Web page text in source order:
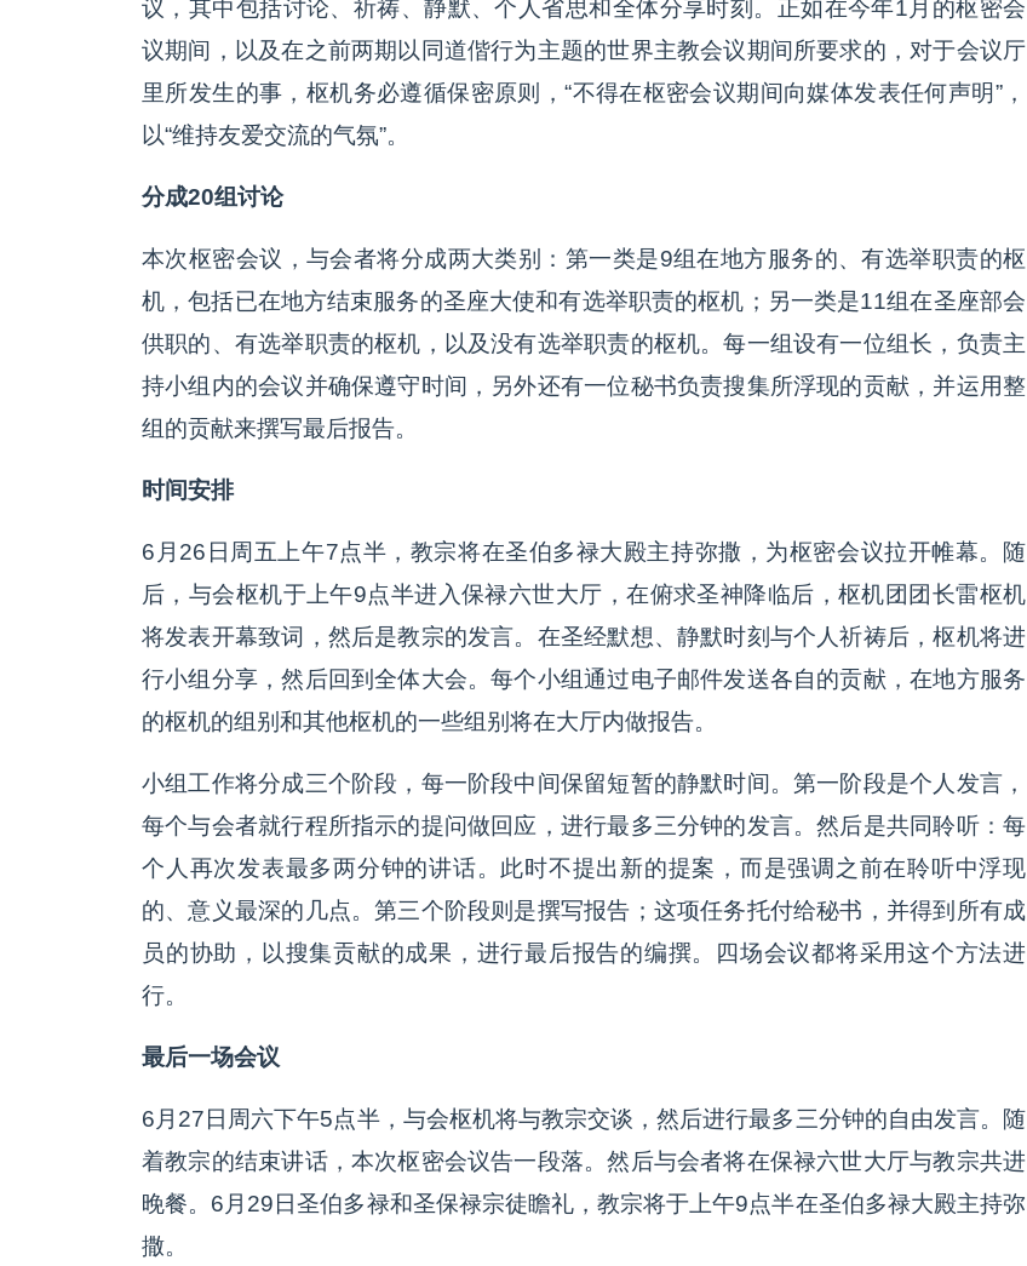
议，其中包括讨论、祈祷、静默、个人省思和全体分享时刻。正如在今年1月的枢密会
议期间，以及在之前两期以同道偕行为主题的世界主教会议期间所要求的，对于会议厅
里所发生的事，枢机务必遵循保密原则，“不得在枢密会议期间向媒体发表任何声明”，
以“维持友爱交流的气氛”。
分成20组讨论
本次枢密会议，与会者将分成两大类别：第一类是9组在地方服务的、有选举职责的枢
机，包括已在地方结束服务的圣座大使和有选举职责的枢机；另一类是11组在圣座部会
供职的、有选举职责的枢机，以及没有选举职责的枢机。每一组设有一位组长，负责主
持小组内的会议并确保遵守时间，另外还有一位秘书负责搜集所浮现的贡献，并运用整
组的贡献来撰写最后报告。
时间安排
6月26日周五上午7点半，教宗将在圣伯多禄大殿主持弥撒，为枢密会议拉开帷幕。随
后，与会枢机于上午9点半进入保禄六世大厅，在俯求圣神降临后，枢机团团长雷枢机
将发表开幕致词，然后是教宗的发言。在圣经默想、静默时刻与个人祈祷后，枢机将进
行小组分享，然后回到全体大会。每个小组通过电子邮件发送各自的贡献，在地方服务
的枢机的组别和其他枢机的一些组别将在大厅内做报告。
小组工作将分成三个阶段，每一阶段中间保留短暂的静默时间。第一阶段是个人发言，
每个与会者就行程所指示的提问做回应，进行最多三分钟的发言。然后是共同聆听：每
个人再次发表最多两分钟的讲话。此时不提出新的提案，而是强调之前在聆听中浮现
的、意义最深的几点。第三个阶段则是撰写报告；这项任务托付给秘书，并得到所有成
员的协助，以搜集贡献的成果，进行最后报告的编撰。四场会议都将采用这个方法进
行。
最后一场会议
6月27日周六下午5点半，与会枢机将与教宗交谈，然后进行最多三分钟的自由发言。随
着教宗的结束讲话，本次枢密会议告一段落。然后与会者将在保禄六世大厅与教宗共进
晚餐。6月29日圣伯多禄和圣保禄宗徒瞻礼，教宗将于上午9点半在圣伯多禄大殿主持弥
撒。